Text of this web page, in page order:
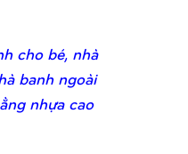
cho bé, nhà
banh ngoài
nhựa cao